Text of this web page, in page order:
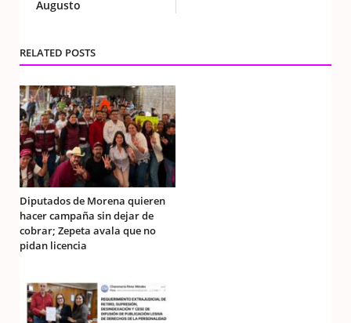
Augusto
RELATED POSTS
Diputados de Morena quieren
hacer campaña sin dejar de
cobrar; Zepeta avala que no
pidan licencia